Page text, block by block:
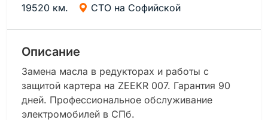
19520 км.
СТО на Софийской
Описание
Замена масла в редукторах и работы с
защитой картера на ZEEKR 007. Гарантия 90
дней. Профессиональное обслуживание
электромобилей в СПб.